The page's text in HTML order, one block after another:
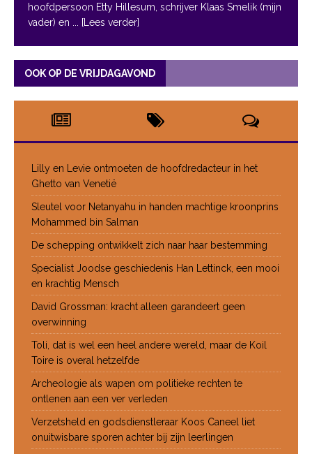
hoofdpersoon Etty Hillesum, schrijver Klaas Smelik (mijn
vader) en
... [Lees verder]
OOK OP DE VRIJDAGAVOND
Lilly en Levie ontmoeten de hoofdredacteur in het
Ghetto van Venetië
Sleutel voor Netanyahu in handen machtige kroonprins
Mohammed bin Salman
De schepping ontwikkelt zich naar haar bestemming
Specialist Joodse geschiedenis Han Lettinck, een mooi
en krachtig Mensch
David Grossman: kracht alleen garandeert geen
overwinning
Toli, dat is wel een heel andere wereld, maar de Koil
Toire is overal hetzelfde
Archeologie als wapen om politieke rechten te
ontlenen aan een ver verleden
Verzetsheld en godsdienstleraar Koos Caneel liet
onuitwisbare sporen achter bij zijn leerlingen